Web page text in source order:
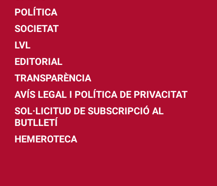
POLÍTICA
SOCIETAT
LVL
EDITORIAL
TRANSPARÈNCIA
AVÍS LEGAL I POLÍTICA DE PRIVACITAT
SOL·LICITUD DE SUBSCRIPCIÓ AL
BUTLLETÍ
HEMEROTECA